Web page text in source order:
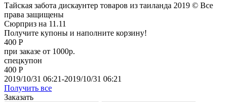
Тайская забота дискаунтер товаров из таиланда 2019 © Все
права защищены
Сюрприз на 11.11
Получите купоны и наполните корзину!
400 Р
при заказе от 1000р.
спецкупон
400 Р
2019/10/31 06:21-2019/10/31 06:21
Получить все
Заказать